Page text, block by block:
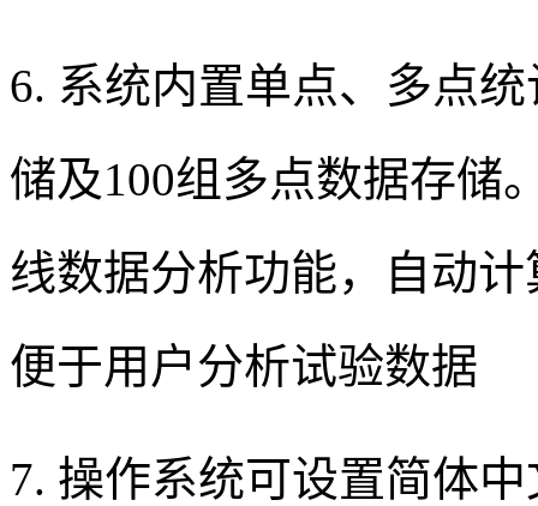
6. 系统内置单点、多点
储及100组多点数据存储
线数据分析功能，自动
便于用户分析试验数据
7. 操作系统可设置简体